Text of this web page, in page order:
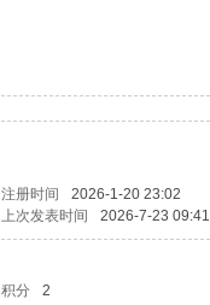
注册时间 2026-1-20 23:02
上次发表时间 2026-7-23 09:41
积分 2